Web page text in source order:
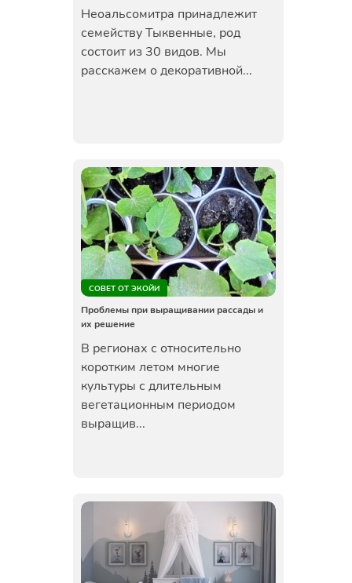
Неоальсомитра принадлежит
семейству Тыквенные, род
состоит из 30 видов. Мы
расскажем о декоративной...
СОВЕТ ОТ ЭКОЙИ
Проблемы при выращивании рассады и
их решение
В регионах с относительно
коротким летом многие
культуры с длительным
вегетационным периодом
выращив...